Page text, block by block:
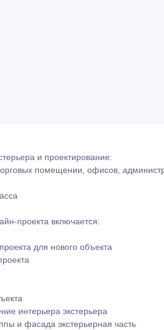
и проектирование:
помещении, офисов,
проекта включается:
для нового объекта
интерьера экстерьера
и фасада экстерьерная часть